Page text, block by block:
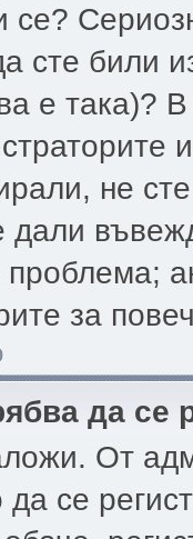
се?
сте били
е така)?
не
дали
за
да се
От
се